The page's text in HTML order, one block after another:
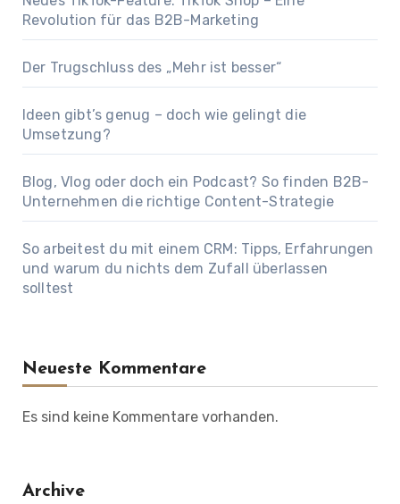
Revolution für das B2B-Marketing
Der Trugschluss des „Mehr ist besser“
Ideen gibt’s genug – doch wie gelingt die
Umsetzung?
Blog, Vlog oder doch ein Podcast? So finden B2B-
Unternehmen die richtige Content-Strategie
So arbeitest du mit einem CRM: Tipps, Erfahrungen
und warum du nichts dem Zufall überlassen
solltest
Neueste Kommentare
Es sind keine Kommentare vorhanden.
Archive